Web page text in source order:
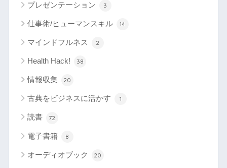
プレゼンテーション 3
仕事術/ヒューマンスキル 14
マインドフルネス 2
Health Hack! 38
情報収集 20
古典をビジネスに活かす 1
読書 72
電子書籍 8
オーディオブック 20